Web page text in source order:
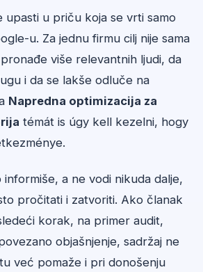
upasti u priču koja se vrti samo
u. Za jednu firmu cilj nije sama
više relevantnih ljudi, da
i da se lakše odluče na
Napredna optimizacija za
témát is úgy kell kezelni, hogy
informiše, a ne vodi nikuda dalje,
pročitati i zatvoriti. Ako članak
korak, na primer audit,
objašnjenje, sadržaj ne
već pomaže i pri donošenju